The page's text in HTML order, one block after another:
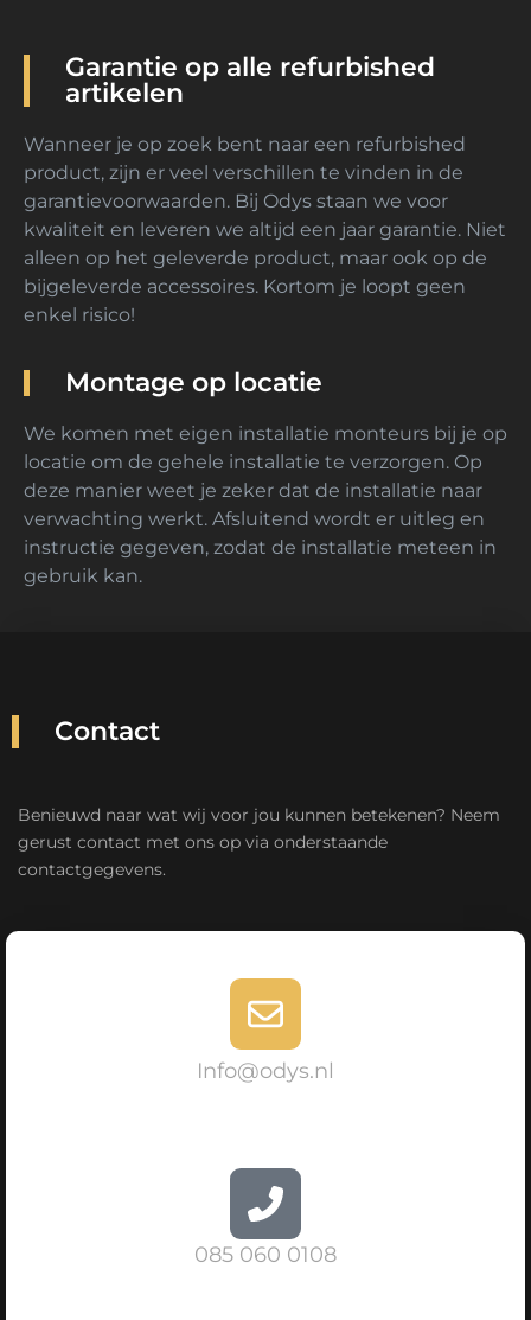
Garantie op alle refurbished
artikelen
Wanneer je op zoek bent naar een refurbished
product, zijn er veel verschillen te vinden in de
garantievoorwaarden. Bij Odys staan we voor
kwaliteit en leveren we altijd een jaar garantie. Niet
alleen op het geleverde product, maar ook op de
bijgeleverde accessoires. Kortom je loopt geen
enkel risico!
Montage op locatie
We komen met eigen installatie monteurs bij je op
locatie om de gehele installatie te verzorgen. Op
deze manier weet je zeker dat de installatie naar
verwachting werkt. Afsluitend wordt er uitleg en
instructie gegeven, zodat de installatie meteen in
gebruik kan.
Contact
Benieuwd naar wat wij voor jou kunnen betekenen? Neem
gerust contact met ons op via onderstaande
contactgegevens.
Info@odys.nl
085 060 0108